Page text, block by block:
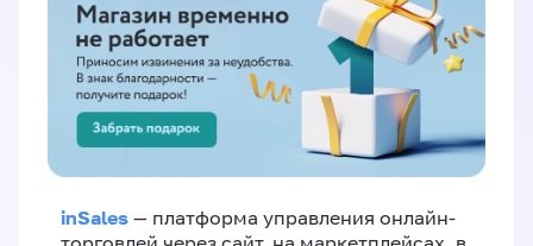
inSales — платформа управления онлайн-